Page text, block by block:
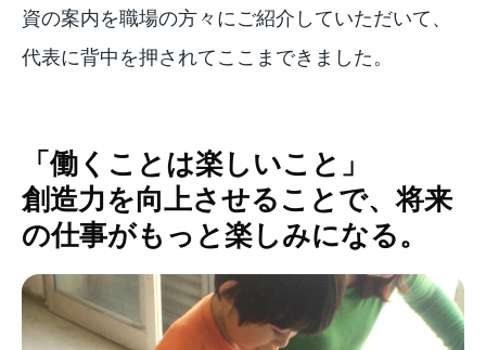
資の案内を職場の方々にご紹介していただいて、
代表に背中を押されてここまできました。
「働くことは楽しいこと」
創造力を向上させることで、将来
の仕事がもっと楽しみになる。